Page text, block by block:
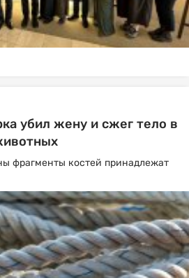
убил жену и сжег тело в
фрагменты костей принадлежат